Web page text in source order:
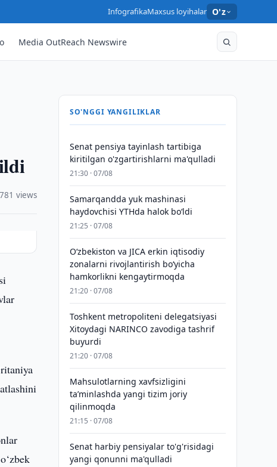
InfografikaMaxsus loyihalar O'z
Media OutReach Newswire
views
SO'NGGI YANGILIKLAR
Senat pensiya tayinlash tartibiga
kiritilgan o'zgartirishlarni ma'qulladi
21:30 · 07/08
Samarqandda yuk mashinasi
haydovchisi YTHda halok bo‘ldi
21:25 · 07/08
Oʻzbekiston va JICA erkin iqtisodiy
zonalarni rivojlantirish boʻyicha
hamkorlikni kengaytirmoqda
21:20 · 07/08
Toshkent metropoliteni delegatsiyasi
Xitoydagi NARINCO zavodiga tashrif
buyurdi
21:20 · 07/08
Mahsulotlarning xavfsizligini
taʼminlashda yangi tizim joriy
qilinmoqda
21:15 · 07/08
Senat harbiy pensiyalar to'g'risidagi
yangi qonunni ma'qulladi